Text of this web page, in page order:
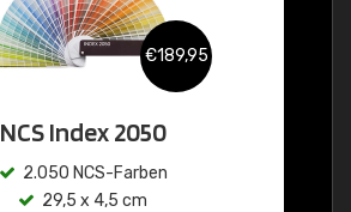
€189,95
NCS Index 2050
2.050 NCS-Farben
29,5 x 4,5 cm